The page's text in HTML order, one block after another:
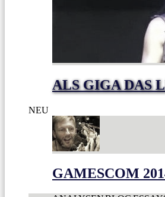
ALS GIGA DAS
NEU
GAMESCOM